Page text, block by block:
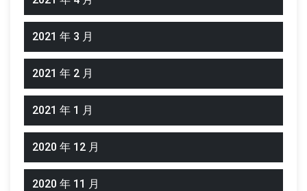
2021 年 3 月
2021 年 2 月
2021 年 1 月
2020 年 12 月
2020 年 11 月